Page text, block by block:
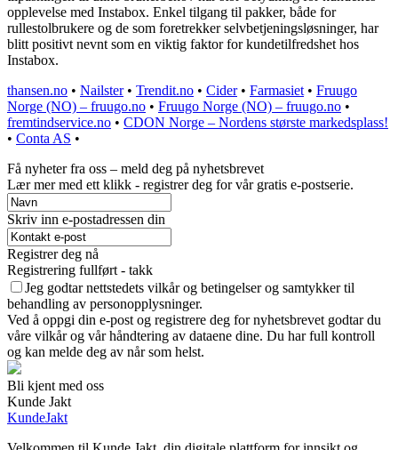
opplevelse med Instabox. Enkel tilgang til pakker, både for
rullestolbrukere og de som foretrekker selvbetjeningsløsninger, har
blitt positivt nevnt som en viktig faktor for kundetilfredshet hos
Instabox.
thansen.no • Nailster• Trendit.no • Cider• Farmasiet • Fruugo
Norge (NO) – fruugo.no • Fruugo Norge (NO) – fruugo.no •
fremtindservice.no • CDON Norge – Nordens største markedsplass!
• Conta AS •
Få nyheter fra oss – meld deg på nyhetsbrevet
Lær mer med ett klikk - registrer deg for vår gratis e-postserie.
Skriv inn e-postadressen din
Registrer deg nå
Registrering fullført - takk
Jeg godtar nettstedets vilkår og betingelser og samtykker til
behandling av personopplysninger.
Ved å oppgi din e-post og registrere deg for nyhetsbrevet godtar du
våre vilkår og vår håndtering av dataene dine. Du har full kontroll
og kan melde deg av når som helst.
Bli kjent med oss
Kunde Jakt
KundeJakt